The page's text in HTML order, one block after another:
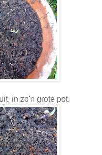
in zo'n grote pot.